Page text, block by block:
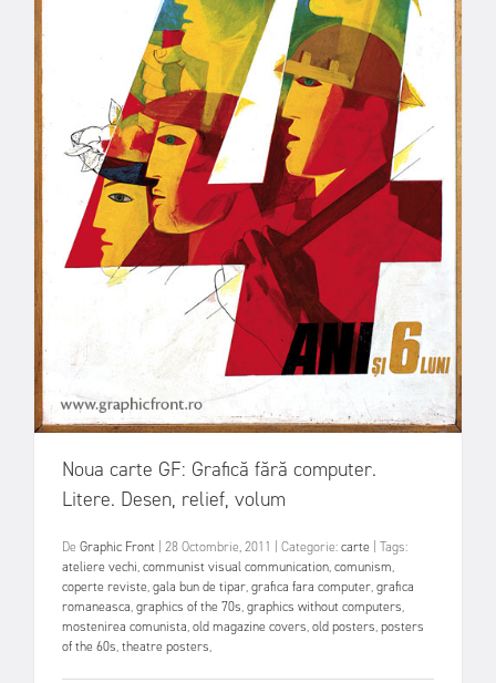
Noua carte GF: Grafică fără computer.
Litere. Desen, relief, volum
De Graphic Front 28 Octombrie, 2011 Categorie:carte
Tags:
ateliere vechi,communist visual communication,comunism,
coperte reviste,gala bun de tipar,grafica fara computer,grafica
romaneasca,graphics of the 70s,graphics without computers,
mostenirea comunista,old magazine covers,old posters,posters
of the 60s,theatre posters,